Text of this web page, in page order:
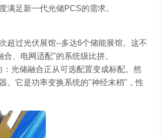
满足新一代光储PCS的需求。
超过光伏展馆--多达6个储能展馆。这不
、电网适配"的系统级比拼。
光储融合正从可选配置变成标配。然
。它是功率变换系统的"神经末梢"，性